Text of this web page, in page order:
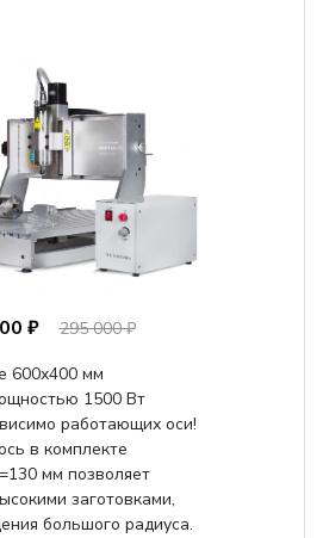
₽
295 000 ₽
600х400 мм
1500 Вт
работающих оси!
в комплекте
мм позволяет
заготовками,
большого радиуса.